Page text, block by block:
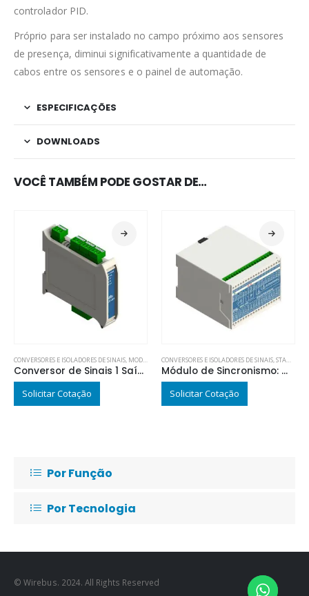
controlador PID.
Próprio para ser instalado no campo próximo aos sensores
de presença, diminui significativamente a quantidade de
cabos entre os sensores e o painel de automação.
ESPECIFICAÇÕES
DOWNLOADS
VOCÊ TAMBÉM PODE GOSTAR DE…
CONVERSORES E ISOLADORES DE SINAIS, MODBUS
Conversor de Sinais 1 Saída Analógica : WUC-201
Solicitar Cotação
CONVERSORES E ISOLADORES DE SINAIS,STANDARD
Módulo de Sincronismo: WDC-510
Solicitar Cotação
Por Função
Por Tecnologia
© Wirebus. 2024. All Rights Reserved